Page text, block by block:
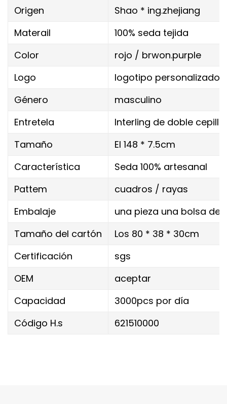
Origen
Shao * ing.zhejiang
Materail
100% seda tejida
Color
rojo / brwon.purple
Logo
logotipo personalizado
Género
masculino
Entretela
Interling de doble
Tamaño
El 148 * 7.5cm
Característica
Seda 100% artesanal
Pattem
cuadros / rayas
Embalaje
una pieza una bolsa de
Tamaño del cartón
Los 80 * 38 * 30cm
Certificación
sgs
OEM
aceptar
Capacidad
3000pcs por día
Código H.s
621510000